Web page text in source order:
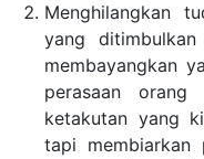
Menghilangkan
yang
membayangkan
perasaan
ketakutan yang
tapi membiarkan